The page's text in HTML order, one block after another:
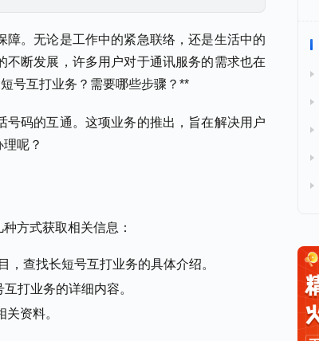
。无论是工作中的紧急联络，还是生活中的
断发展，许多用户对于通讯服务的需求也在
号互打业务？需要哪些步骤？**
码的互通。这项业务的推出，旨在解决用户
呢？
方式获取相关信息：
，查找长短号互打业务的具体介绍。
打业务的详细内容。
资料。